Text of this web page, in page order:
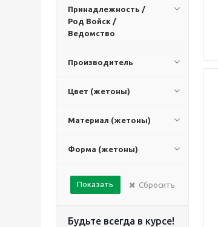
Принадлежность /
Род Войск /
Ведомство
Производитель
Цвет (жетоны)
Материал (жетоны)
Форма (жетоны)
Показать Сбросить
Будьте всегда в курсе!